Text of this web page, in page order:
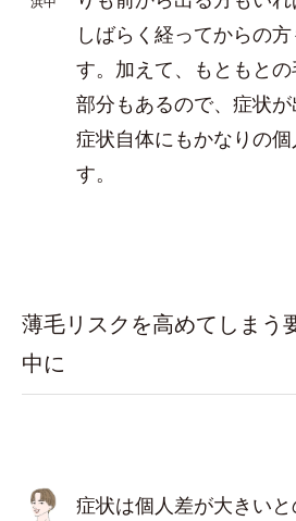
しばらく経ってからの
す。加えて、もともと
部分もあるので、症状
症状自体にもかなりの
す。
薄毛リスクを高めてしまう
中に
症状は個人差が大きい